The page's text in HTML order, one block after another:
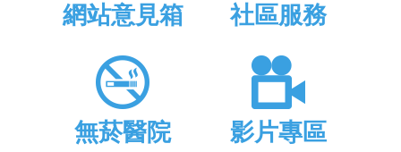
網站意見箱 社區服務
無菸醫院 影片專區